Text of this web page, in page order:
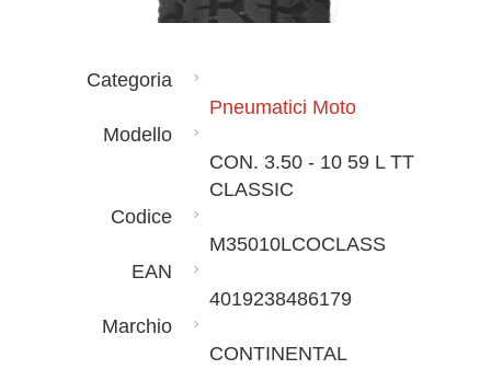
Categoria
Pneumatici Moto
Modello
CON. 3.50 - 10 59 L TT
CLASSIC
Codice
M35010LCOCLASS
EAN
4019238486179
Marchio
CONTINENTAL